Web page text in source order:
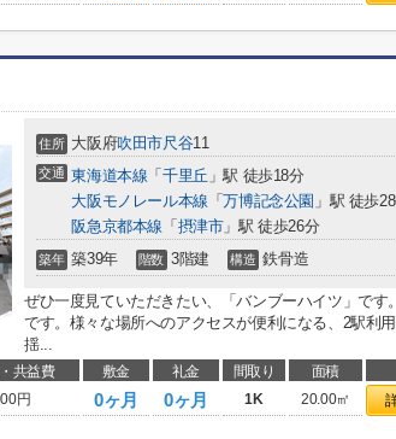
住所 大阪府吹田市尺谷11
交通 東海道本線 「 千里丘 」駅 徒歩18分
大阪モノレール本線 「万博記念公園 」駅 徒歩
阪急京都本線 「 摂津市」駅 徒歩26分
築年 築39年 階数 3階建 構造 鉄骨造
ぜひ一度見ていただきたい、「バンブーハイツ」です
です。様々な場所へのアクセスが便利になる、2駅利
揺...
共益費 敷金 礼金 間取り 面積
円 0ヶ月 0ヶ月 1K 20.00㎡